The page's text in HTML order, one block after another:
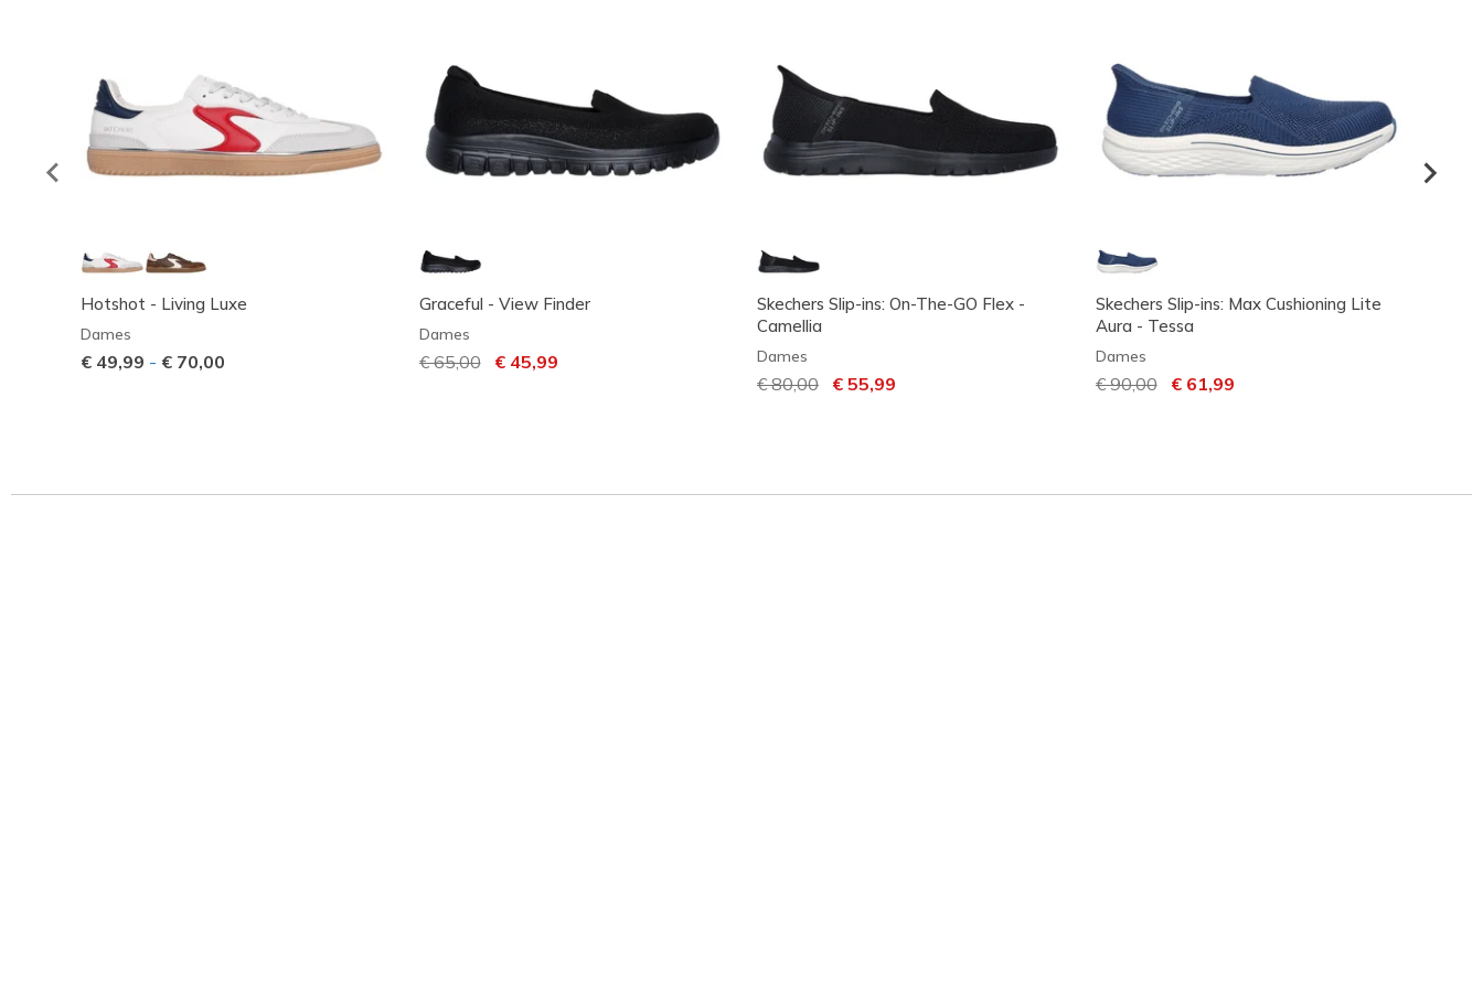
Hotshot - Living Luxe
Dames
€ 49,99 - € 70,00
Graceful - View Finder
Dames
Prijs verlaagd van
€ 65,00naar
€ 45,99
Skechers Slip-ins: On-The-GO Flex -
Camellia
Dames
Prijs verlaagd van
€ 80,00 naar
€ 55,99
Skechers Slip-ins: Max Cushioning Lite
Aura - Tessa
Dames
Prijs verlaagd van
€ 90,00naar
€ 61,99